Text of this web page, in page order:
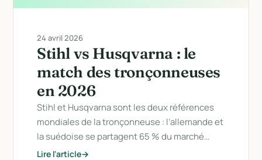
24 avril 2026
Stihl vs Husqvarna : le
match des tronçonneuses
en 2026
Stihl et Husqvarna sont les deux références
mondiales de la tronçonneuse : l’allemande et
la suédoise se partagent 65 % du marché…
Lire l'article